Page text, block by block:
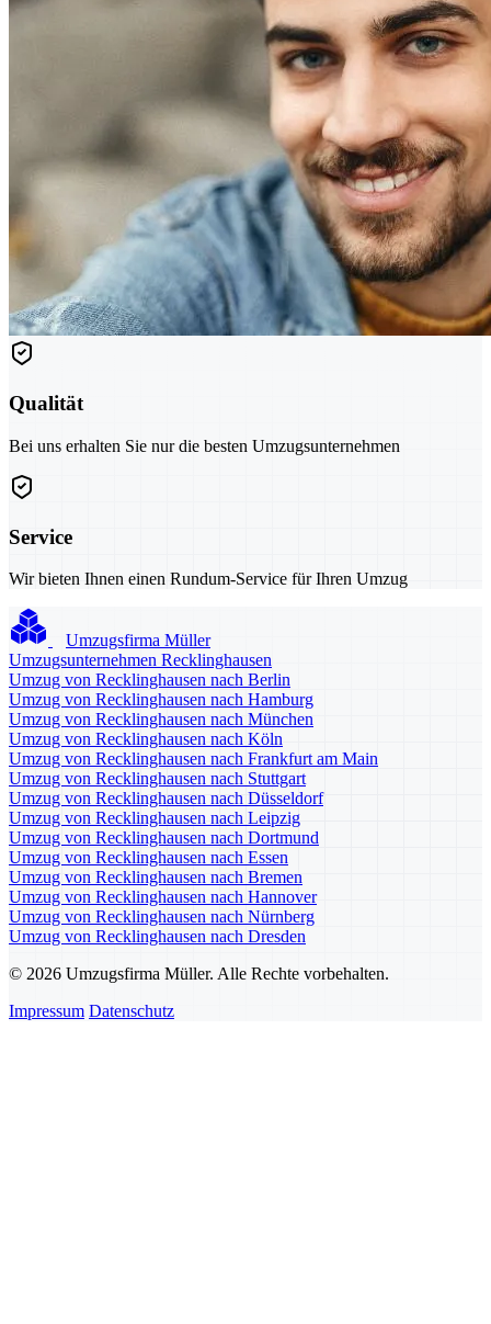
Qualität
Bei uns erhalten Sie nur die besten Umzugsunternehmen
Service
Wir bieten Ihnen einen Rundum-Service für Ihren Umzug
Umzugsfirma Müller
Umzugsunternehmen Recklinghausen
Umzug von Recklinghausen nach Berlin
Umzug von Recklinghausen nach Hamburg
Umzug von Recklinghausen nach München
Umzug von Recklinghausen nach Köln
Umzug von Recklinghausen nach Frankfurt am Main
Umzug von Recklinghausen nach Stuttgart
Umzug von Recklinghausen nach Düsseldorf
Umzug von Recklinghausen nach Leipzig
Umzug von Recklinghausen nach Dortmund
Umzug von Recklinghausen nach Essen
Umzug von Recklinghausen nach Bremen
Umzug von Recklinghausen nach Hannover
Umzug von Recklinghausen nach Nürnberg
Umzug von Recklinghausen nach Dresden
© 2026 Umzugsfirma Müller. Alle Rechte vorbehalten.
Impressum Datenschutz